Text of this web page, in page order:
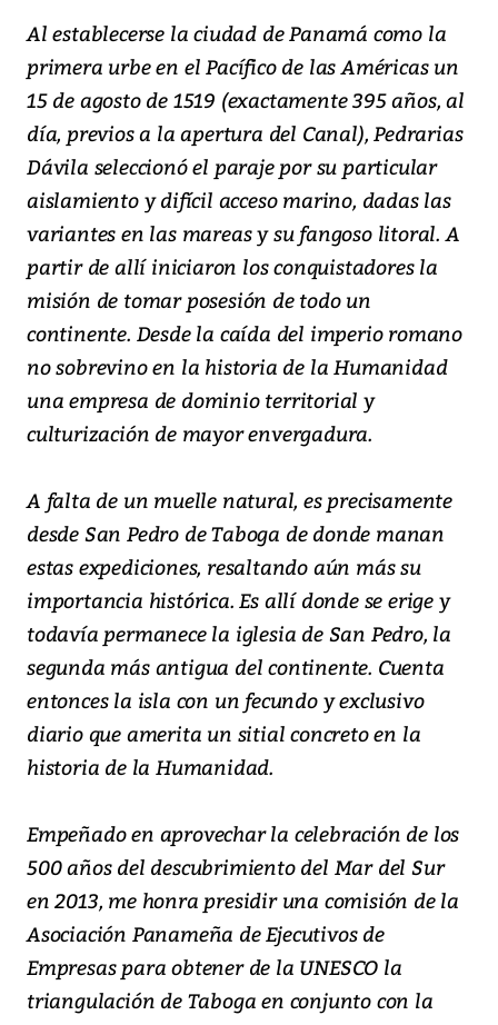
Al establecerse la ciudad de Panamá como la
primera urbe en el Pacífico de las Américas un
15 de agosto de 1519 (exactamente 395 años, al
día, previos a la apertura del Canal), Pedrarias
Dávila seleccionó el paraje por su particular
aislamiento y difícil acceso marino, dadas las
variantes en las mareas y su fangoso litoral. A
partir de allí iniciaron los conquistadores la
misión de tomar posesión de todo un
continente. Desde la caída del imperio romano
no sobrevino en la historia de la Humanidad
una empresa de dominio territorial y
culturización de mayor envergadura.
A falta de un muelle natural, es precisamente
desde San Pedro de Taboga de donde manan
estas expediciones, resaltando aún más su
importancia histórica. Es allí donde se erige y
todavía permanece la iglesia de San Pedro, la
segunda más antigua del continente. Cuenta
entonces la isla con un fecundo y exclusivo
diario que amerita un sitial concreto en la
historia de la Humanidad.
Empeñado en aprovechar la celebración de los
500 años del descubrimiento del Mar del Sur
en 2013, me honra presidir una comisión de la
Asociación Panameña de Ejecutivos de
Empresas para obtener de la UNESCO la
triangulación de Taboga en conjunto con la